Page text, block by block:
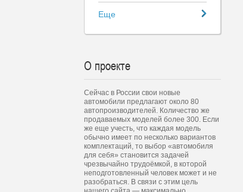
Еще
О проекте
Сейчас в России свои новые
автомобили предлагают около 80
автопроизводителей. Количество же
продаваемых моделей более 300. Если
же еще учесть, что каждая модель
обычно имеет по несколько вариантов
комплектаций, то выбор «автомобиля
для себя» становится задачей
чрезвычайно трудоёмкой, в которой
неподготовленный человек может и не
разобраться. В связи с этим цель